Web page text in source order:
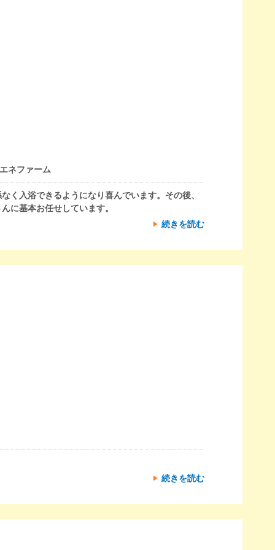
ネファーム
く入浴できるようになり喜んでいます。その後、
に基本お任せしています。
続きを読む
続きを読む